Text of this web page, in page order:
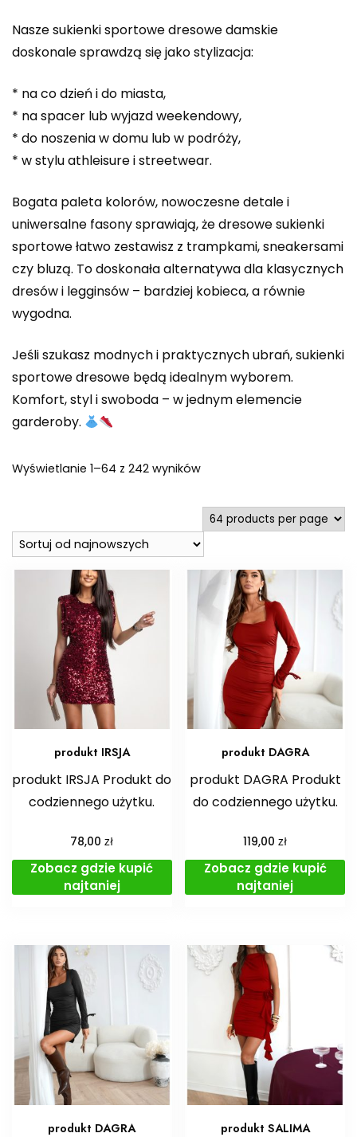
Nasze sukienki sportowe dresowe damskie
doskonale sprawdzą się jako stylizacja:
* na co dzień i do miasta,
* na spacer lub wyjazd weekendowy,
* do noszenia w domu lub w podróży,
* w stylu athleisure i streetwear.
Bogata paleta kolorów, nowoczesne detale i
uniwersalne fasony sprawiają, że dresowe sukienki
sportowe łatwo zestawisz z trampkami, sneakersami
czy bluzą. To doskonała alternatywa dla klasycznych
dresów i legginsów – bardziej kobieca, a równie
wygodna.
Jeśli szukasz modnych i praktycznych ubrań, sukienki
sportowe dresowe będą idealnym wyborem.
Komfort, styl i swoboda – w jednym elemencie
garderoby.
Wyświetlanie 1–64 z 242 wynikówPosortowane
najnowszych
produkt IRSJA
produkt IRSJA Produkt do
codziennego użytku.
78,00zł
Zobacz gdzie kupić
najtaniej
produkt DAGRA
produkt DAGRA Produkt
do codziennego użytku.
119,00zł
Zobacz gdzie kupić
najtaniej
produkt DAGRA produkt SALIMA